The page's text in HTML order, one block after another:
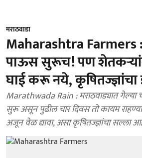
मराठवाडा
Maharashtra Farmers :
पाऊस सुरूच! पण
घाई करू नये, कृषितज्ज्ञांचा
Marathwada Rain : मराठवाड्यात गेल्या
सुरू असून पुढील चार दिवस तो कायम
अजून वेळ द्यावा, असा कृषितज्ज्ञांचा सल्ला